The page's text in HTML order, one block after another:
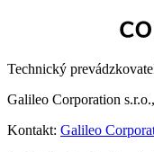
Technický
Galileo Corporation
Kontakt: Galileo